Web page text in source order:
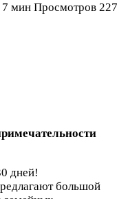
7 мин Просмотров 227
дней!
большой